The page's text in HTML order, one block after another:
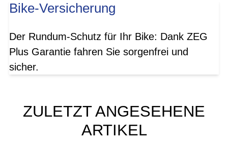
Bike-Versicherung
Der Rundum-Schutz für Ihr Bike: Dank ZEG
Plus Garantie fahren Sie sorgenfrei und
sicher.
ZULETZT ANGESEHENE
ARTIKEL